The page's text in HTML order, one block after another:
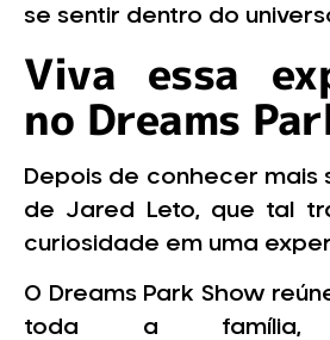
se sentir dentro do
Viva essa
no Dreams
Depois de conhecer mais
de Jared Leto, que tal
curiosidade em uma
O Dreams Park Show
toda a família,